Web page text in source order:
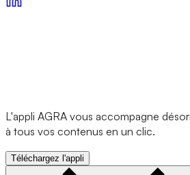
L'appli AGRA vous accompagne
à tous vos contenus en un clic.
Téléchargez l'appli